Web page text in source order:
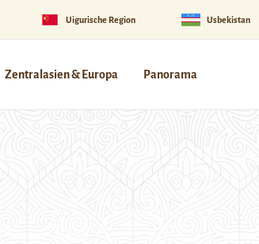
Uigurische Region Usbekistan
Zentralasien & Europa Panorama